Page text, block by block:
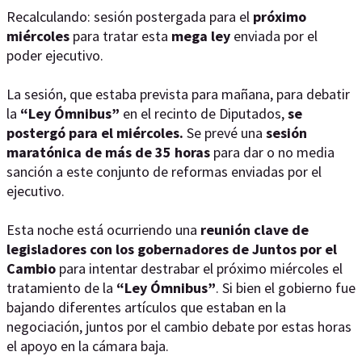
Recalculando: sesión postergada para el próximo
miércoles para tratar esta mega ley enviada por el
poder ejecutivo.
La sesión, que estaba prevista para mañana, para debatir
la “Ley Ómnibus” en el recinto de Diputados,se
postergó para el miércoles. Se prevé una sesión
maratónica de más de 35 horas para dar o no media
sanción a este conjunto de reformas enviadas por el
ejecutivo.
Esta noche está ocurriendo una reunión clave de
legisladores con los gobernadores de Juntos por el
Cambio para intentar destrabar el próximo miércoles el
tratamiento de la “Ley Ómnibus”. Si bien el gobierno fue
bajando diferentes artículos que estaban en la
negociación, juntos por el cambio debate por estas horas
el apoyo en la cámara baja.